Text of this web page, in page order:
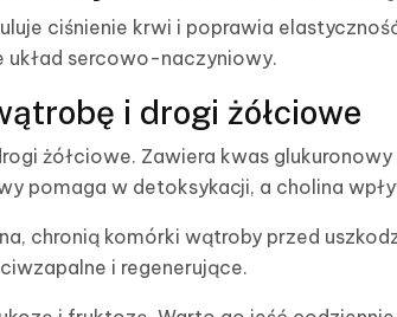
ciśnienie krwi i poprawia
układ sercowo-naczyniowy.
i drogi żółciowe
żółciowe. Zawiera kwas
pomaga w detoksykacji, a cholina
chronią komórki wątroby przed
i regenerujące.